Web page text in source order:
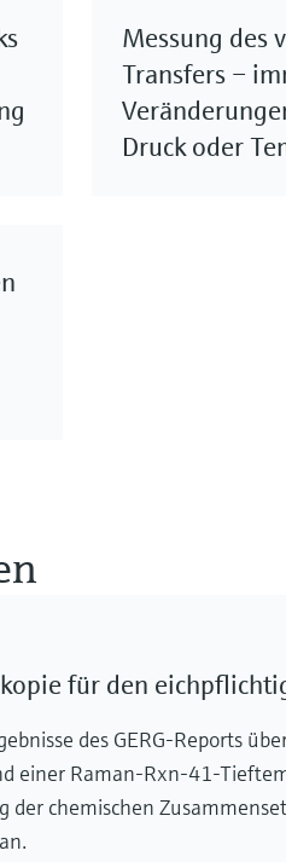
Messung des
Transfers –
Druck oder
für den
des GERG-Reports
einer Raman-Rxn-41-
der chemischen